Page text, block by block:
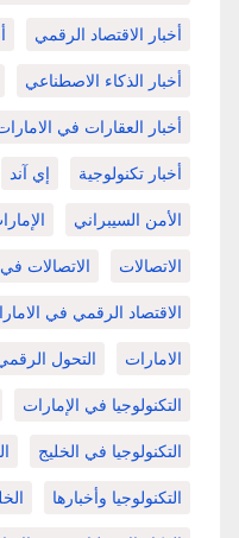
أخبار الاقتصاد الرقمي
أخبار الذكاء الاصطناعي
أخبار العقارات في
أخبار تكنولوجية إي آند
الأمن السيبراني
الاتصالات الاتصالات
الاقتصاد الرقمي في
الامارات التحول
التكنولوجيا في الإمارات
التكنولوجيا في الخليج
التكنولوجيا وأخبارها